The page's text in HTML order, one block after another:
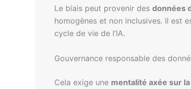
Le biais peut provenir des données
homogènes et non inclusives. Il est
cycle de vie de l’IA.
Gouvernance responsable des
Cela exige une mentalité axée sur